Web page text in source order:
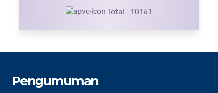
Total : 10161
Pengumuman